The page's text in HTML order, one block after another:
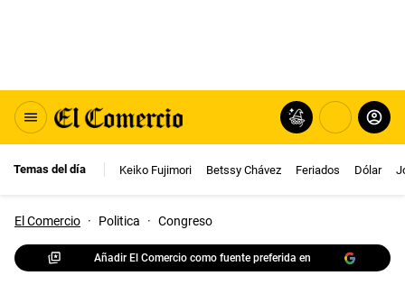
Temas del día Keiko Fujimori Betssy Chávez Feriados Dólar
El Comercio · Politica · Congreso
Añadir El Comercio como fuente preferida en